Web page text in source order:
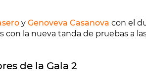
y Genoveva Casanova con el
con la nueva tanda de pruebas a
de la Gala 2